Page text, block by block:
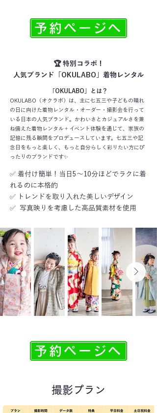
予約ページへ
🏆 特別コラボ！
人気ブランド「OKULABO」着物レンタル
「OKULABO」とは？
OKULABO（オクラボ）は、主に七五三や子どもの晴れ
の日に向けた着物レンタル・オーダー・撮影会を行って
いる日本の人気ブランド。かわいさとカジュアルさを兼
ね備えた着物レンタル＋イベント体験を通じて、家族の
記憶に残る瞬間をプロデュースしています。七五三や記
念日をもっと楽しく、もっと自分らしく彩りたい方にぴ
ったりのブランドです✨
✅ 着付け簡単！当日5〜10分ほどでラクに着
れるのに本格的
✅ トレンドを取り入れた美しいデザイン
✅ 写真映りを考慮した高品質素材を使用
予約ページへ
​撮影プラン